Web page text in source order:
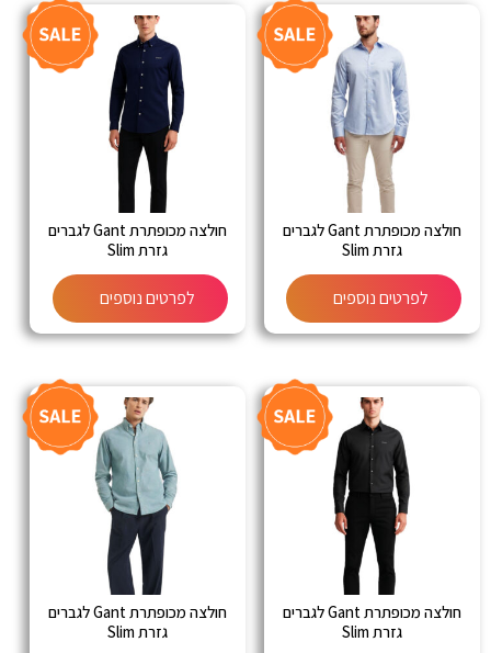
חולצה מכופתרת Gant לגברים
גזרת Slim
לפרטים נוספים
חולצה מכופתרת Gant לגברים
גזרת Slim
לפרטים נוספים
חולצה מכופתרת Gant לגברים
גזרת Slim
חולצה מכופתרת Gant לגברים
גזרת Slim